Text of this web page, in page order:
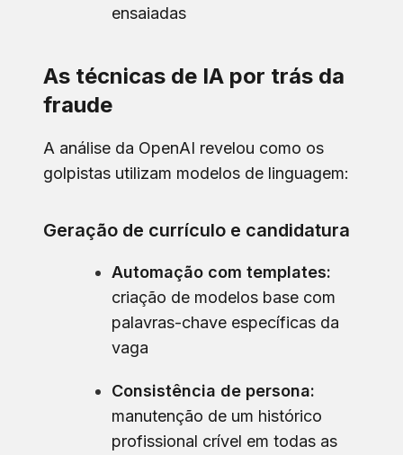
ensaiadas
As técnicas de IA por trás da
fraude
A análise da OpenAI revelou como os
golpistas utilizam modelos de linguagem:
Geração de currículo e candidatura
Automação com templates:
criação de modelos base com
palavras-chave específicas da
vaga
Consistência de persona:
manutenção de um histórico
profissional crível em todas as